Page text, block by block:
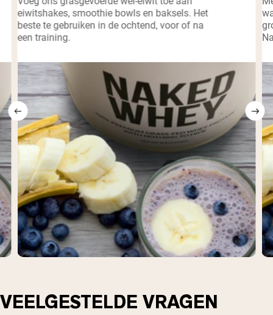
eiwitshakes, smoothie bowls en baksels. Het
beste te gebruiken in de ochtend, voor of na
een training.
VEELGESTELDE VRAGEN